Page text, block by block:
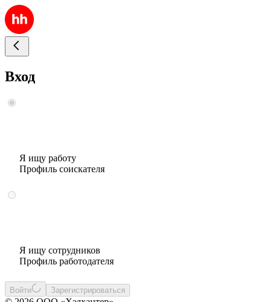
Вход
Я ищу работу
Профиль соискателя
Я ищу сотрудников
Профиль работодателя
Войти Зарегистрироваться